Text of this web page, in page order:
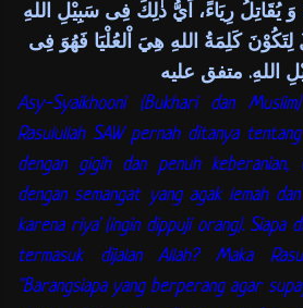
يُقَاتِلُ رِيَاءً، اَيُّ ذٰلِكَ فِى سَبِيْلِ اللهِ
كَلِمَةُ اللهِ هِيَ اْلعُلْيَا فَهُوَ فِى
اللهِ. متفق عليه
Asy-Syaikhooni (Bukhari dan
Rasulullah SAW pernah ditanya
dengan gigih dan penuh
dengan semangat yang agak lemah
karena riya' (ingin dippuji orang). Siapa
termasuk dijalan Allah? Maka
"Barangsiapa yang berperang agar